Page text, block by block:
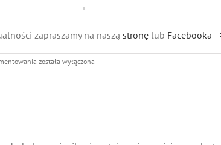
zapraszamy na naszą stronęlub Facebooka
Poznajemy
kolory
została wyłączona